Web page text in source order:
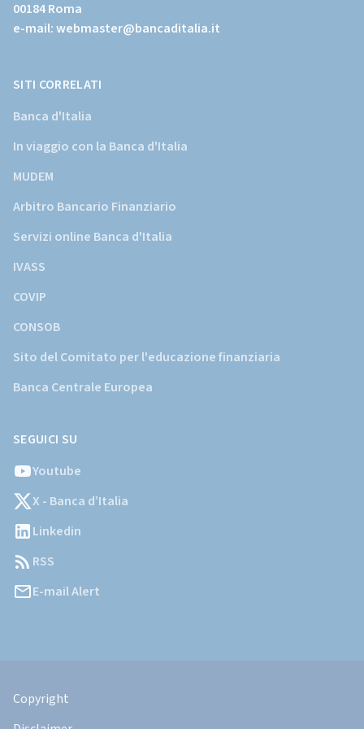
istituzionale
della
00184 Roma
e-mail:webmaster@bancaditalia.it
SITI CORRELATI
Banca d'Italia
In viaggio con la Banca d'Italia
MUDEM
Arbitro Bancario Finanziario
Servizi online Banca d'Italia
IVASS
COVIP
CONSOB
Sito del Comitato per l'educazione finanziaria
Banca Centrale Europea
SEGUICI SU
Youtube
X - Banca d’Italia
Linkedin
RSS
E-mail Alert
Legali
Copyright